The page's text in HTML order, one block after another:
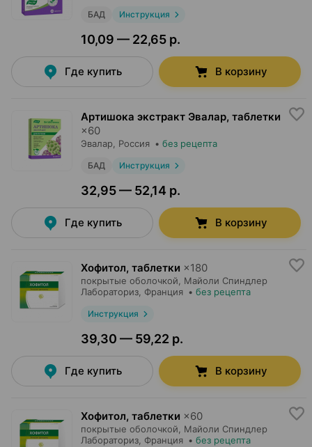
БАД Инструкция
10,09 — 22,65 р.
Где купить В корзину
Артишока экстракт Эвалар, таблетки
×60
Эвалар, Россия • без рецепта
БАД Инструкция
32,95 — 52,14 р.
Где купить В корзину
Хофитол, таблетки ×180
покрытые оболочкой, Майоли Спиндлер
Лабораториз, Франция • без рецепта
Инструкция
39,30 — 59,22 р.
Где купить В корзину
Хофитол, таблетки ×60
покрытые оболочкой, Майоли Спиндлер
Лабораториз, Франция • без рецепта